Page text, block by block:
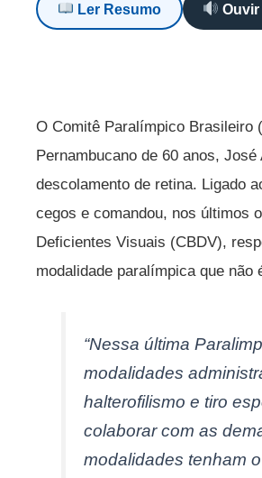
Ler Resumo
O Comitê Paralímpico Brasileiro
Pernambucano de 60 anos,
descolamento de retina. Ligado
cegos e comandou, nos últimos
Deficientes Visuais (CBDV),
modalidade paralímpica que não
“Nessa última
modalidades
halterofilismo e tiro
colaborar com as
modalidades tenham